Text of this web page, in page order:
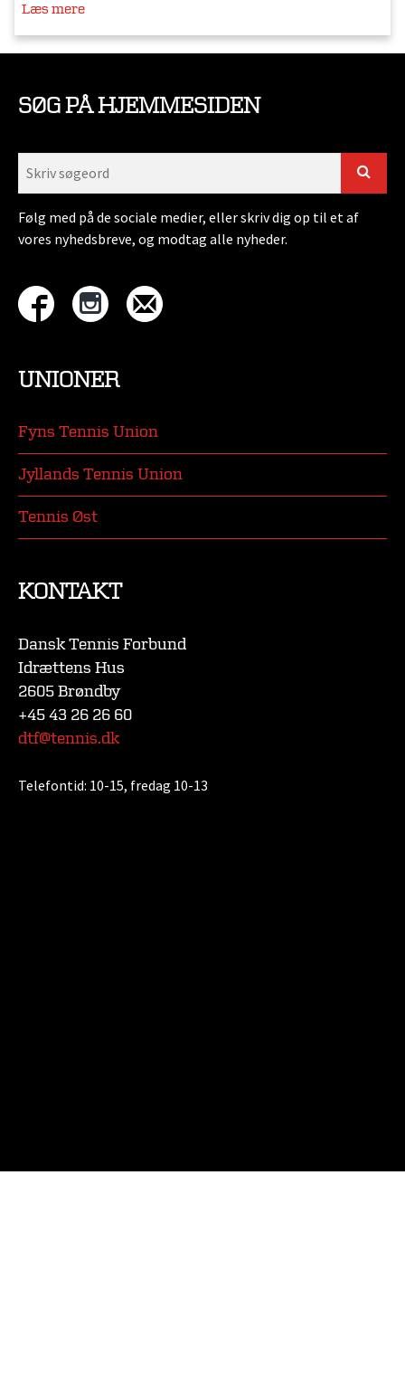
Læs mere
SØG PÅ HJEMMESIDEN
Følg med på de sociale medier, eller skriv dig op til et af
vores nyhedsbreve, og modtag alle nyheder.
UNIONER
Fyns Tennis Union
Jyllands Tennis Union
Tennis Øst
KONTAKT
Dansk Tennis Forbund
Idrættens Hus
2605 Brøndby
+45 43 26 26 60
dtf@tennis.dk
Telefontid: 10-15, fredag 10-13